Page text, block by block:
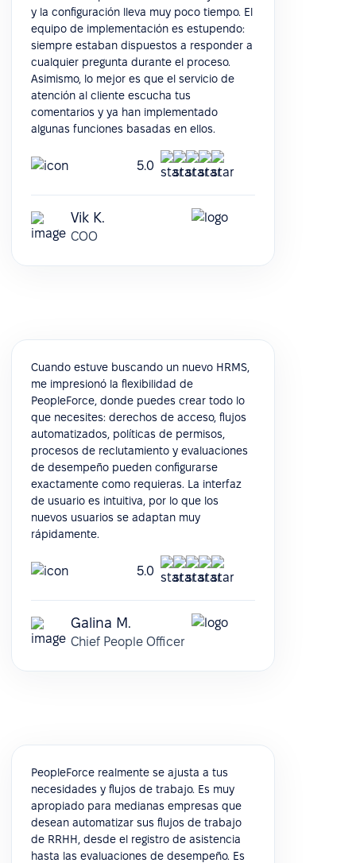
y la configuración lleva muy poco tiempo. El
equipo de implementación es estupendo:
siempre estaban dispuestos a responder a
cualquier pregunta durante el proceso.
Asimismo, lo mejor es que el servicio de
atención al cliente escucha tus
comentarios y ya han implementado
algunas funciones basadas en ellos.
5.0
Vik K.
COO
Cuando estuve buscando un nuevo HRMS,
me impresionó la flexibilidad de
PeopleForce, donde puedes crear todo lo
que necesites: derechos de acceso, flujos
automatizados, políticas de permisos,
procesos de reclutamiento y evaluaciones
de desempeño pueden configurarse
exactamente como requieras. La interfaz
de usuario es intuitiva, por lo que los
nuevos usuarios se adaptan muy
rápidamente.
5.0
Galina M.
Chief People Officer
PeopleForce realmente se ajusta a tus
necesidades y flujos de trabajo. Es muy
apropiado para medianas empresas que
desean automatizar sus flujos de trabajo
de RRHH, desde el registro de asistencia
hasta las evaluaciones de desempeño. Es